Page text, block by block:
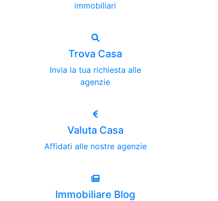
immobiliari
Trova Casa
Invia la tua richiesta alle
agenzie
Valuta Casa
Affidati alle nostre agenzie
Immobiliare Blog